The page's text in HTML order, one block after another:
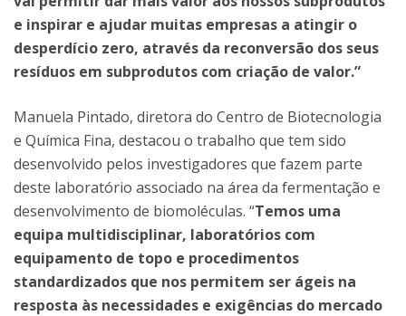
e inspirar e ajudar muitas empresas a atingir o
desperdício zero, através da reconversão dos seus
resíduos em subprodutos com criação de valor.”
Manuela Pintado, diretora do Centro de Biotecnologia
e Química Fina, destacou o trabalho que tem sido
desenvolvido pelos investigadores que fazem parte
deste laboratório associado na área da fermentação e
desenvolvimento de biomoléculas. “Temos uma
equipa multidisciplinar, laboratórios com
equipamento de topo e procedimentos
standardizados que nos permitem ser ágeis na
resposta às necessidades e exigências do mercado